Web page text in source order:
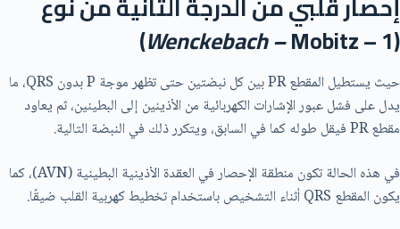
(
Wenckebach –Mobitz – 1)
حيث يستطيل المقطع PR بين كل نبضتين حتى تظهر موجة P بدون QRS، ما
يدل على فشل عبور الإشارات الكهربائية من الأذينين إلى البطينين، ثم يعاود
مقطع PR فيقل طوله كما في السابق، ويتكرر ذلك في النبضة التالية.
في هذه الحالة تكون منطقة الإحصار في العقدة الأذينية البطينية (AVN)، كما
يكون المقطع QRS أثناء التشخيص باستخدام تخطيط كهربية القلب ضيقًا.